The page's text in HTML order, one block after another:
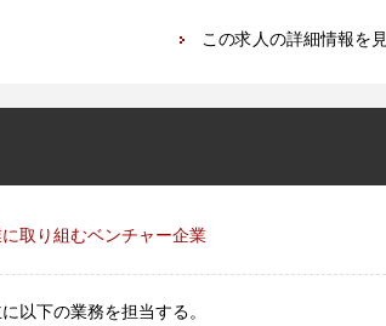
この求人の詳細情報を
取り組むベンチャー企業
以下の業務を担当する。